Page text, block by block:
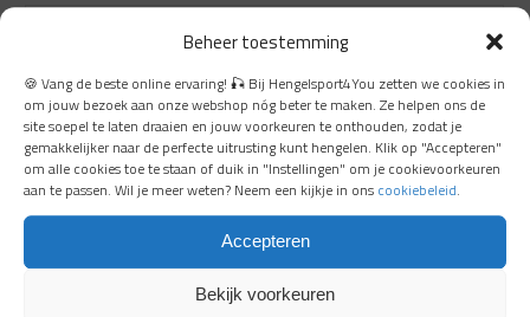
Beheer toestemming
🍪 Vang de beste online ervaring! 🎣 Bij Hengelsport4You zetten we cookies in
om jouw bezoek aan onze webshop nóg beter te maken. Ze helpen ons de
site soepel te laten draaien en jouw voorkeuren te onthouden, zodat je
gemakkelijker naar de perfecte uitrusting kunt hengelen. Klik op "Accepteren"
om alle cookies toe te staan of duik in "Instellingen" om je cookievoorkeuren
aan te passen. Wil je meer weten? Neem een kijkje in ons cookiebeleid.
Accepteren
Bekijk voorkeuren